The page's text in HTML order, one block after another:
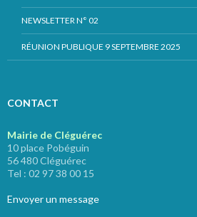
NEWSLETTER N° 02
RÉUNION PUBLIQUE 9 SEPTEMBRE 2025
CONTACT
Mairie de Cléguérec
10 place Pobéguin
56 480 Cléguérec
Tel : 02 97 38 00 15
Envoyer un message